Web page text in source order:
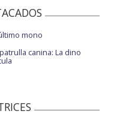
mono
canina: La dino